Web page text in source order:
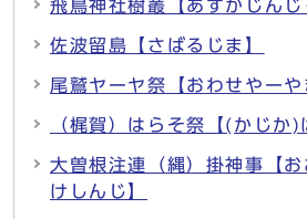
飛鳥神社樹叢【あすかじんじ
佐波留島【さばるじま】
尾鷲ヤーヤ祭【おわせやーや
（梶賀）はらそ祭【(かじか)
大曽根注連（縄）掛神事【
けしんじ】